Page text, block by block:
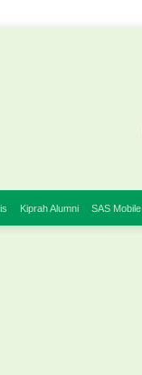
Kiprah Alumni SAS Mobile